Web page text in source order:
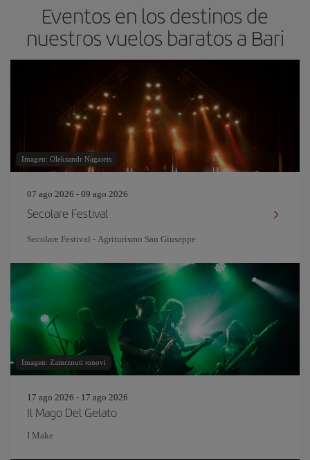
Eventos en los destinos de
nuestros vuelos baratos a Bari
Imagen: Oleksandr Nagaiets
07 ago 2026 - 09 ago 2026
Secolare Festival
Secolare Festival - Agriturismo San Giuseppe
Imagen: Zamrznuti tonovi
17 ago 2026 - 17 ago 2026
Il Mago Del Gelato
I Make